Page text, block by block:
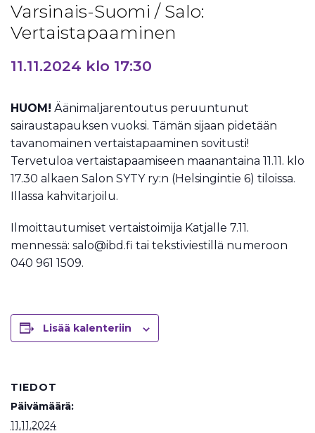
Varsinais-Suomi / Salo:
Vertaistapaaminen
11.11.2024 klo 17:30
HUOM! Äänimaljarentoutus peruuntunut
sairaustapauksen vuoksi. Tämän sijaan pidetään
tavanomainen vertaistapaaminen sovitusti!
Tervetuloa vertaistapaamiseen maanantaina 11.11. klo
17.30 alkaen Salon SYTY ry:n (Helsingintie 6) tiloissa.
Illassa kahvitarjoilu.
Ilmoittautumiset vertaistoimija Katjalle 7.11.
mennessä: salo@ibd.fi tai tekstiviestillä numeroon
040 961 1509.
Lisää kalenteriin
TIEDOT
Päivämäärä:
11.11.2024